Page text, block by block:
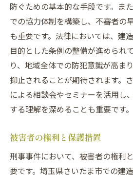
防ぐための基本的な手段です。ま
での協力体制を構築し、不審者の
も重要です。法律においては、建
目的とした条例の整備が進められ
り、地域全体での防犯意識が高ま
抑止されることが期待されます。
による相談会やセミナーを活用し
する理解を深めることも重要です。
被害者の権利と保護措置
刑事事件において、被害者の権利
要です。埼玉県さいたま市での建